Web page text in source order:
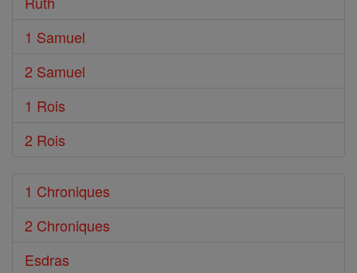
1 Samuel
2 Samuel
1 Rois
2 Rois
1 Chroniques
2 Chroniques
Esdras